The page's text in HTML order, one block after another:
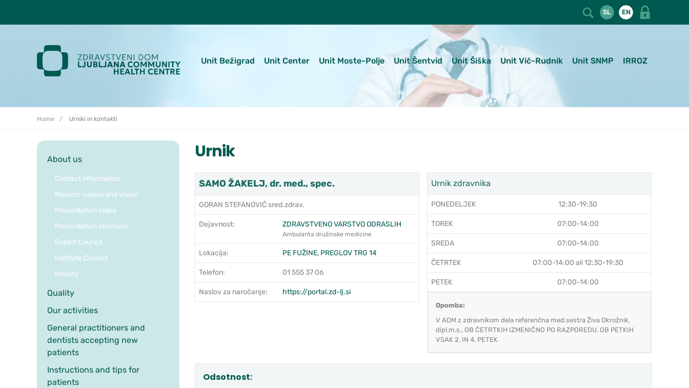
SL EN
Unit Bežigrad Unit Center Unit Moste-Polje Unit Šentvid Unit Šiška Unit Vič-Rudnik Unit SNMP IRROZ
Home Urniki in kontakti
About us
Contact information
Mission, values and vision
Presentation video
Presentation brochure
Expert Council
Institute Council
History
Quality
Our activities
General practitioners and
dentists accepting new
patients
Instructions and tips for
patients
Urnik
SAMO ŽAKELJ, dr. med., spec.
GORAN STEFANOVIĆ sred.zdrav.
Dejavnost: ZDRAVSTVENO VARSTVO ODRASLIH
Ambulanta družinske medicine
Lokacija: PE FUŽINE, PREGLOV TRG 14
Telefon: 01 555 37 06
Naslov za naročanje: https://portal.zd-lj.si
Urnik zdravnika
PONEDELJEK 12:30-19:30
TOREK 07:00-14:00
SREDA 07:00-14:00
ČETRTEK 07:00-14:00 ali 12:30-19:30
PETEK 07:00-14:00
Opomba:
V ADM z zdravnikom dela referenčna med.sestra Živa Okrožnik,
dipl.m.s., OB ČETRTKIH IZMENIČNO PO RAZPOREDU, OB PETKIH
VSAK 2. IN 4. PETEK
Odsotnost: